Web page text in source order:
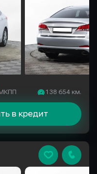
138 654 км.
в кредит